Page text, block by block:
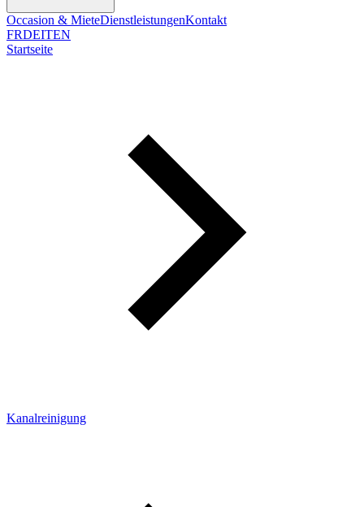
Occasion & MieteDienstleistungenKontakt
FRDEITEN
Startseite
Kanalreinigung